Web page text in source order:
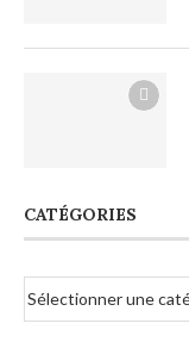
CATÉGORIES